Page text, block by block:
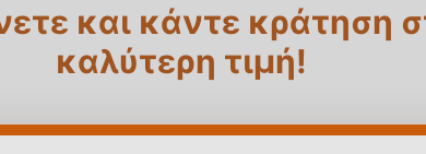
και κάντε κράτηση
καλύτερη τιμή!